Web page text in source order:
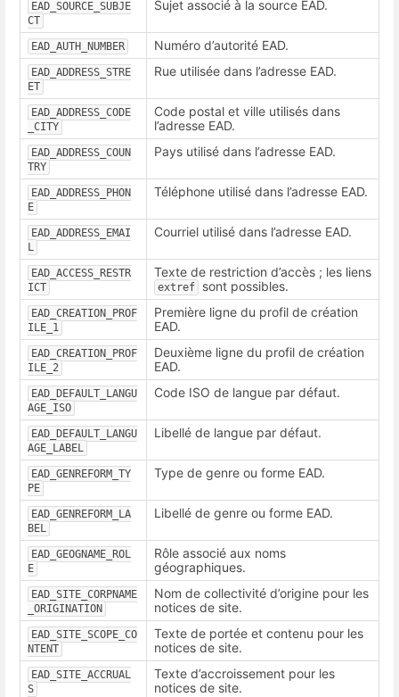
EAD_SOURCE_SUBJE
CT
Sujet associé à la source EAD.
EAD_AUTH_NUMBER Numéro d’autorité EAD.
EAD_ADDRESS_STRE
ET
Rue utilisée dans l’adresse EAD.
EAD_ADDRESS_CODE
_CITY
Code postal et ville utilisés dans
l’adresse EAD.
EAD_ADDRESS_COUN
TRY
Pays utilisé dans l’adresse EAD.
EAD_ADDRESS_PHON
E
Téléphone utilisé dans l’adresse EAD.
EAD_ADDRESS_EMAI
L
Courriel utilisé dans l’adresse EAD.
EAD_ACCESS_RESTR
ICT
Texte de restriction d’accès ; les liens
extref sont possibles.
EAD_CREATION_PROF
ILE_1
Première ligne du profil de création
EAD.
EAD_CREATION_PROF
ILE_2
Deuxième ligne du profil de création
EAD.
EAD_DEFAULT_LANGU
AGE_ISO
Code ISO de langue par défaut.
EAD_DEFAULT_LANGU
AGE_LABEL
Libellé de langue par défaut.
EAD_GENREFORM_TY
PE
Type de genre ou forme EAD.
EAD_GENREFORM_LA
BEL
Libellé de genre ou forme EAD.
EAD_GEOGNAME_ROL
E
Rôle associé aux noms
géographiques.
EAD_SITE_CORPNAME
_ORIGINATION
Nom de collectivité d’origine pour les
notices de site.
EAD_SITE_SCOPE_CO
NTENT
Texte de portée et contenu pour les
notices de site.
EAD_SITE_ACCRUAL
S
Texte d’accroissement pour les
notices de site.